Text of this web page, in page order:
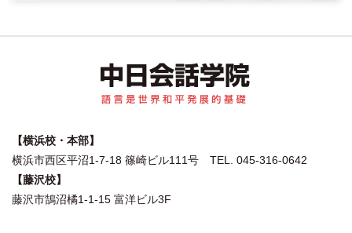
【横浜校・本部】
横浜市西区平沼1-7-18 篠崎ビル111号 TEL. 045-316-0642
【藤沢校】
藤沢市鵠沼橘1-1-15 富洋ビル3F